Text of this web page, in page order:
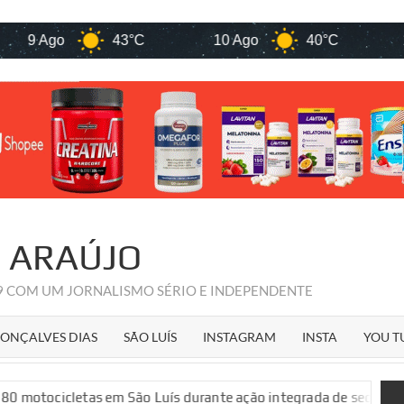
43°C 10 Ago 40°C 11 Ago
UM JORNALISMO SÉRIO E INDEPENDENTE
DIAS SÃO LUÍS INSTAGRAM INSTA YOU
em São Luís durante ação integrada de segurança pública